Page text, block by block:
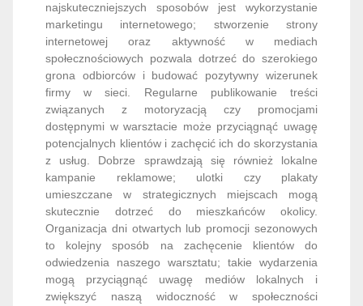
najskuteczniejszych sposobów jest wykorzystanie
marketingu internetowego; stworzenie strony
internetowej oraz aktywność w mediach
społecznościowych pozwala dotrzeć do szerokiego
grona odbiorców i budować pozytywny wizerunek
firmy w sieci. Regularne publikowanie treści
związanych z motoryzacją czy promocjami
dostępnymi w warsztacie może przyciągnąć uwagę
potencjalnych klientów i zachęcić ich do skorzystania
z usług. Dobrze sprawdzają się również lokalne
kampanie reklamowe; ulotki czy plakaty
umieszczane w strategicznych miejscach mogą
skutecznie dotrzeć do mieszkańców okolicy.
Organizacja dni otwartych lub promocji sezonowych
to kolejny sposób na zachęcenie klientów do
odwiedzenia naszego warsztatu; takie wydarzenia
mogą przyciągnąć uwagę mediów lokalnych i
zwiększyć naszą widoczność w społeczności